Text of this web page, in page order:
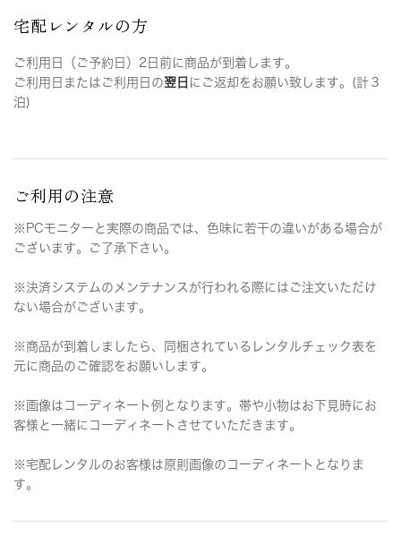
宅配レンタルの方
ご利用日（ご予約日）2日前に商品が到着します。
ご利用日またはご利用日の翌日 にご返却をお願い致します。(計３
泊)
ご利用の注意
※PCモニターと実際の商品では、色味に若干の違いがある場合が
ございます。ご了承下さい。
※決済システムのメンテナンスが行われる際にはご注文いただけ
ない場合がございます。
※商品が到着しましたら、同梱されているレンタルチェック表を
元に商品のご確認をお願いします。
※画像はコーディネート例となります。帯や小物はお下見時にお
客様と一緒にコーディネートさせていただきます。
※宅配レンタルのお客様は原則画像のコーディネートとなりま
す。